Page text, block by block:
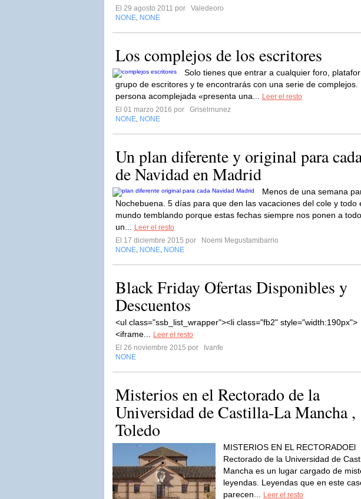
El 29 agosto 2011 por
Valedeoro
NONE NONE
Los complejos de los escritores
Solo tienes que entrar a cualquier foro,
grupo de escritores y te encontrarás con una serie de complejos.
persona acomplejada «presenta una...
Leer el resto
El 01 marzo 2016 por
Griselrnunez
NONE NONE
Un plan diferente y original para
de Navidad en Madrid
Menos de una semana
Nochebuena. 5 días para que den las vacaciones del cole y todo
mundo temblando porque estas fechas siempre nos ponen a
un...
Leer el resto
El 17 diciembre 2015 por
Noemi Megustamibarrio
NONE NONE NONE
Black Friday Ofertas Disponibles y
Descuentos
<ul class="ssb_list_wrapper"><li class="fb2" style="width:190px">
<iframe...
Leer el resto
El 26 noviembre 2015 por
Ivanfe
NONE
Misterios en el Rectorado de la
Universidad de Castilla-La Mancha ,
Toledo
MISTERIOS EN EL RECTORADOEl
Rectorado de la Universidad de
Mancha es un lugar cargado de
leyendas. Leyendas que en este
parecen...
Leer el resto